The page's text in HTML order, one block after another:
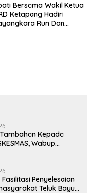
Bersama Wakil Ketua
Ketapang Hadiri
Run Dan
Kepada
Wabup
Penyelesaian
Teluk Bayur